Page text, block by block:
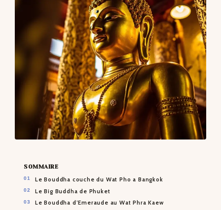
SOMMAIRE
Le Bouddha couche du Wat Pho a Bangkok
Le Big Buddha de Phuket
Le Bouddha d’Emeraude au Wat Phra Kaew